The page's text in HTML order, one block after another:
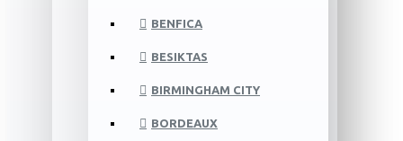
BENFICA
BESIKTAS
BIRMINGHAM CITY
BORDEAUX